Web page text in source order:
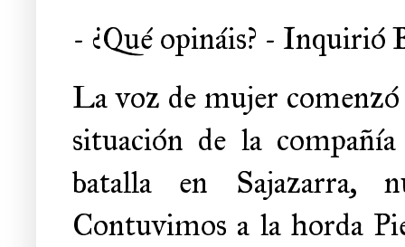
- ¿Qué opináis? - Inquirió
La voz de mujer comenzó
situación de la
batalla en Sajazarra,
Contuvimos a la horda